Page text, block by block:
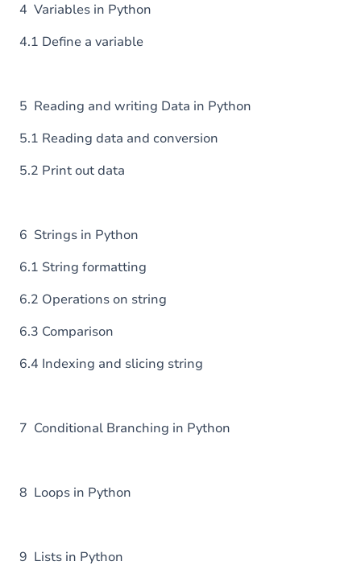
4 Variables in Python
4.1 Define a variable
5 Reading and writing Data in Python
5.1 Reading data and conversion
5.2 Print out data
6 Strings in Python
6.1 String formatting
6.2 Operations on string
6.3 Comparison
6.4 Indexing and slicing string
7 Conditional Branching in Python
8 Loops in Python
9 Lists in Python